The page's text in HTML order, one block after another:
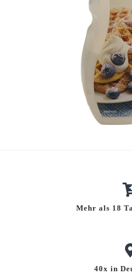
Mehr als 18
40x in